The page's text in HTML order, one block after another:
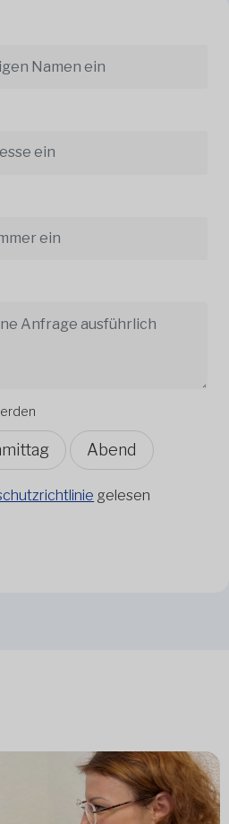
Abend
gelesen